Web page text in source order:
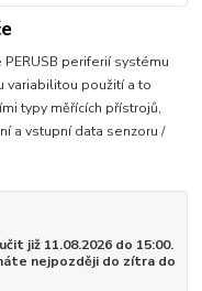
periferií systému
variabilitou použití a to
typy měřících přístrojů,
a vstupní data senzoru /
již 11.08.2026 do 15:00.
nejpozději do zítra do